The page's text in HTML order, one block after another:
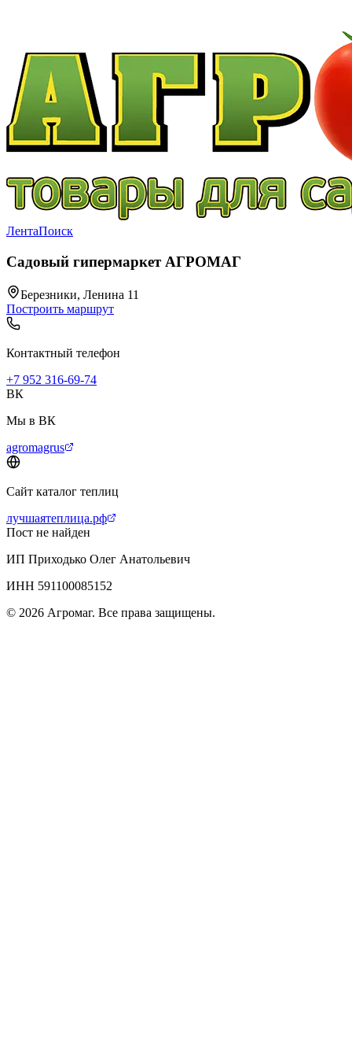
ЛентаПоиск
Садовый гипермаркет АГРОМАГ
Березники, Ленина 11
Построить маршрут
Контактный телефон
+7 952 316-69-74
ВК
Мы в ВК
agromagrus
Сайт каталог теплиц
лучшаятеплица.рф
Пост не найден
ИП Приходько Олег Анатольевич
ИНН 591100085152
© 2026 Агромаг. Все права защищены.